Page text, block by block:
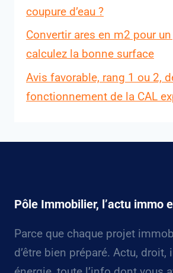
coupure d’eau ?
Convertir ares en m2 pour
calculez la bonne surface
Avis favorable, rang 1 ou 2,
fonctionnement de la CAL
Pôle Immobilier, l’actu immo
Parce que chaque projet
d’être bien préparé. Actu,